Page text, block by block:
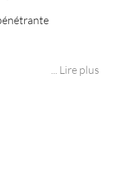
... Lire plus
It